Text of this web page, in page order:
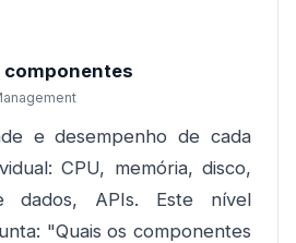
componentes
e desempenho de cada
CPU, memória, disco,
dados, APIs. Este nível
"Quais os componentes